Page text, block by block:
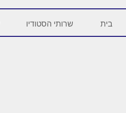
בית שרותי הסטודיו